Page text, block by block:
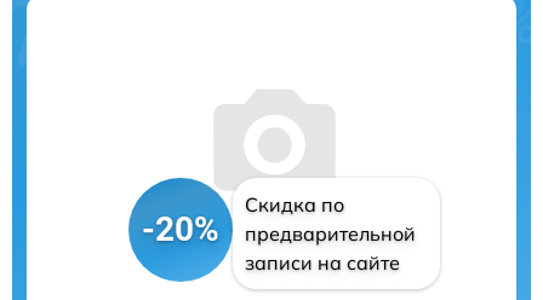
-20%
Скидка по
предварительной
записи на сайте